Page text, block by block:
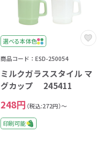
選べる本体色
商品コード：ESD-250054
ミルクガラススタイル マ
グカップ 245411
248円 （税込:272円）～
印刷可能